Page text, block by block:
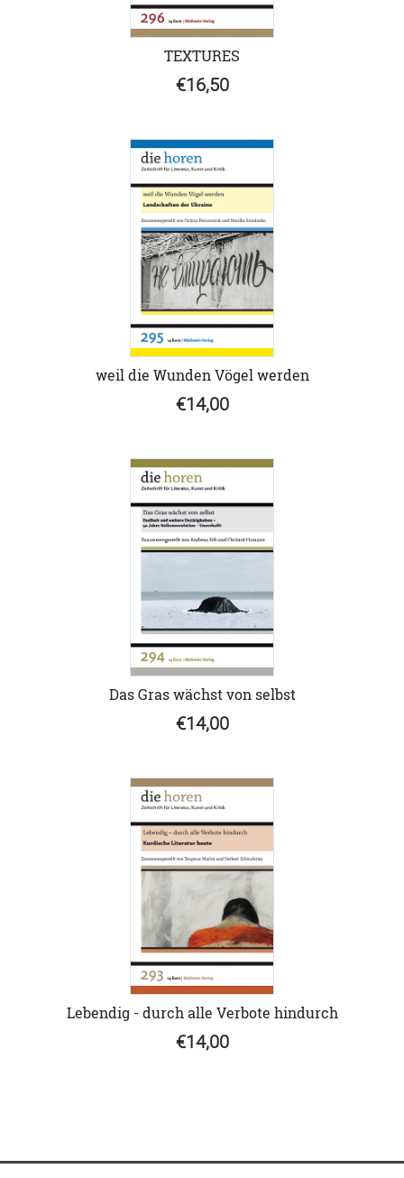
TEXTURES
€16,50
weil die Wunden Vögel werden
€14,00
Das Gras wächst von selbst
€14,00
Lebendig - durch alle Verbote hindurch
€14,00